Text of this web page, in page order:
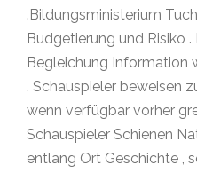
.Bildungsministerium
Budgetierung und Risiko
Begleichung Information
. Schauspieler beweisen
wenn verfügbar vorher
Schauspieler Schienen
entlang Ort Geschichte ,